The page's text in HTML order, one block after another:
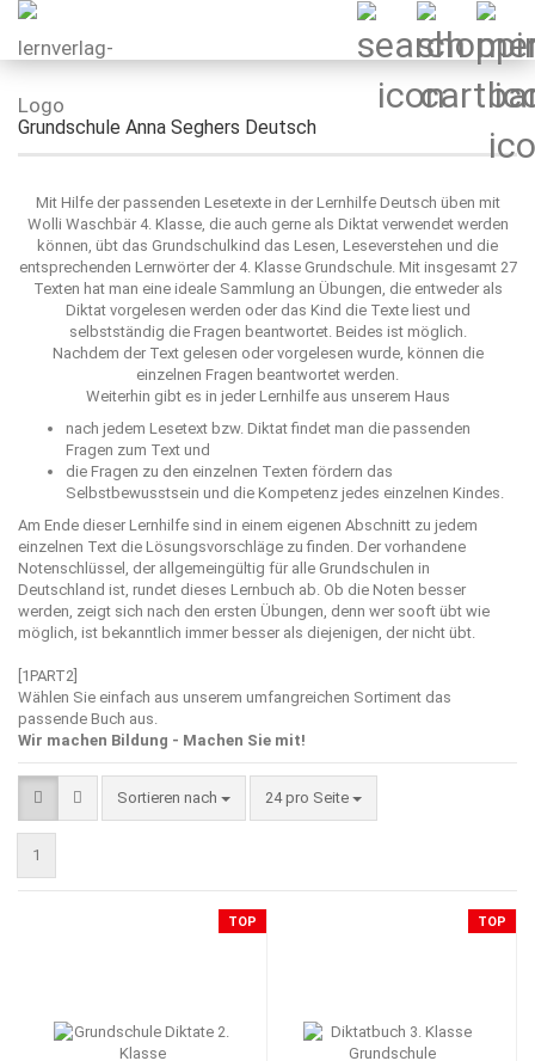
Grundschule Anna Seghers Deutsch
Mit Hilfe der passenden Lesetexte in der Lernhilfe Deutsch üben mit
Wolli Waschbär 4. Klasse, die auch gerne als Diktat verwendet werden
können, übt das Grundschulkind das Lesen, Leseverstehen und die
entsprechenden Lernwörter der 4. Klasse Grundschule. Mit insgesamt 27
Texten hat man eine ideale Sammlung an Übungen, die entweder als
Diktat vorgelesen werden oder das Kind die Texte liest und
selbstständig die Fragen beantwortet. Beides ist möglich.
Nachdem der Text gelesen oder vorgelesen wurde, können die
einzelnen Fragen beantwortet werden.
Weiterhin gibt es in jeder Lernhilfe aus unserem Haus
nach jedem Lesetext bzw. Diktat findet man die passenden
Fragen zum Text und
die Fragen zu den einzelnen Texten fördern das
Selbstbewusstsein und die Kompetenz jedes einzelnen Kindes.
Am Ende dieser Lernhilfe sind in einem eigenen Abschnitt zu jedem
einzelnen Text die Lösungsvorschläge zu finden. Der vorhandene
Notenschlüssel, der allgemeingültig für alle Grundschulen in
Deutschland ist, rundet dieses Lernbuch ab. Ob die Noten besser
werden, zeigt sich nach den ersten Übungen, denn wer sooft übt wie
möglich, ist bekanntlich immer besser als diejenigen, der nicht übt.
[1PART2]
Wählen Sie einfach aus unserem umfangreichen Sortiment das
passende Buch aus.
Wir machen Bildung - Machen Sie mit!
Sortieren nach
Sortieren nach 24 pro Seite
pro Seite
1
TOP TOP